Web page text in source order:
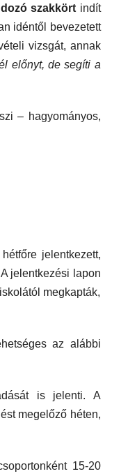
szakkört indít
idéntől bevezetett
vizsgát, annak
előnyt, de segíti a
– hagyományos,
jelentkezett,
jelentkezési lapon
megkapták,
az alábbi
is jelenti. A
megelőző héten,
15-20